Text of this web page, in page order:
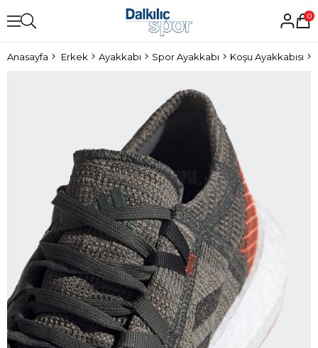
0
Anasayfa Erkek Ayakkabı Spor Ayakkabı Koşu Ayakkabısı